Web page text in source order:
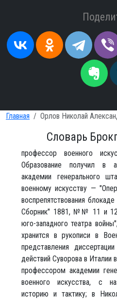
Главная Орлов Николай
Словарь
профессор военного
Образование получил в
академии генерального
военному искусству —
воспрепятствования
Сборник" 1881, №№ 11 и
юго-западного театра
хранится в рукописи в
представления
действий Суворова в Италии
профессором академии
военного искусства, с
историю и тактику; в